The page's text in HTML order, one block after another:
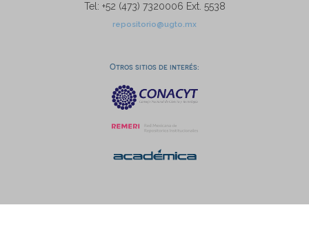
Tel: +52 (473) 7320006 Ext. 5538
repositorio@ugto.mx
Otros sitios de interés: